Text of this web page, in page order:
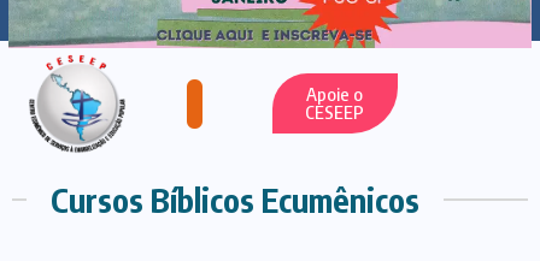
Apoie o
CESEEP
Cursos Bíblicos Ecumênicos